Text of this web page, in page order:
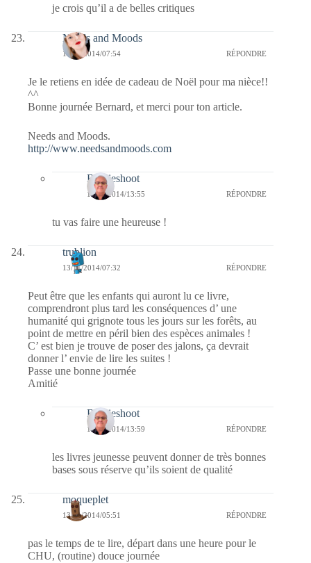
je crois qu’il a de belles critiques
Needs and Moods
13/11/2014/07:54 RÉPONDRE
Je le retiens en idée de cadeau de Noël pour ma nièce!!
^^
Bonne journée Bernard, et merci pour ton article.
Needs and Moods.
http://www.needsandmoods.com
Bernieshoot
16/11/2014/13:55 RÉPONDRE
tu vas faire une heureuse !
trublion
13/11/2014/07:32 RÉPONDRE
Peut être que les enfants qui auront lu ce livre,
comprendront plus tard les conséquences d’ une
humanité qui grignote tous les jours sur les forêts, au
point de mettre en péril bien des espèces animales !
C’ est bien je trouve de poser des jalons, ça devrait
donner l’ envie de lire les suites !
Passe une bonne journée
Amitié
Bernieshoot
16/11/2014/13:59 RÉPONDRE
les livres jeunesse peuvent donner de très bonnes
bases sous réserve qu’ils soient de qualité
moqueplet
13/11/2014/05:51 RÉPONDRE
pas le temps de te lire, départ dans une heure pour le
CHU, (routine) douce journée